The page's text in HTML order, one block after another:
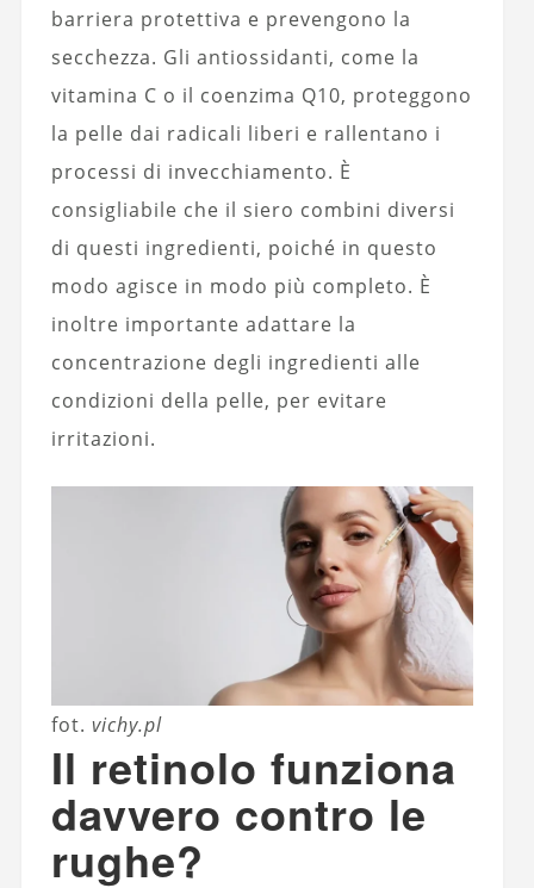
barriera protettiva e prevengono la
secchezza. Gli antiossidanti, come la
vitamina C o il coenzima Q10, proteggono
la pelle dai radicali liberi e rallentano i
processi di invecchiamento. È
consigliabile che il siero combini diversi
di questi ingredienti, poiché in questo
modo agisce in modo più completo. È
inoltre importante adattare la
concentrazione degli ingredienti alle
condizioni della pelle, per evitare
irritazioni.
fot. vichy.pl
Il retinolo funziona
davvero contro le
rughe?